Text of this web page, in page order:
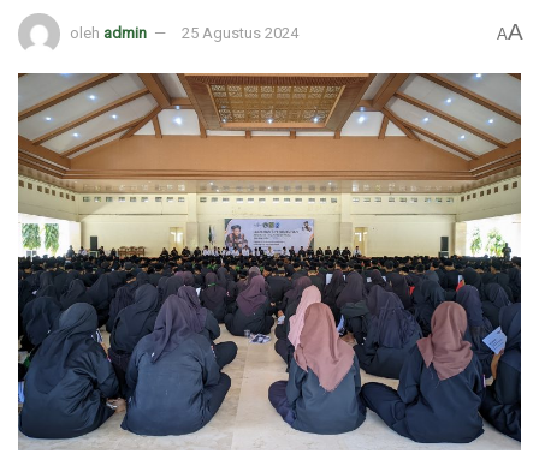
oleh admin 25 Agustus 2024 AA